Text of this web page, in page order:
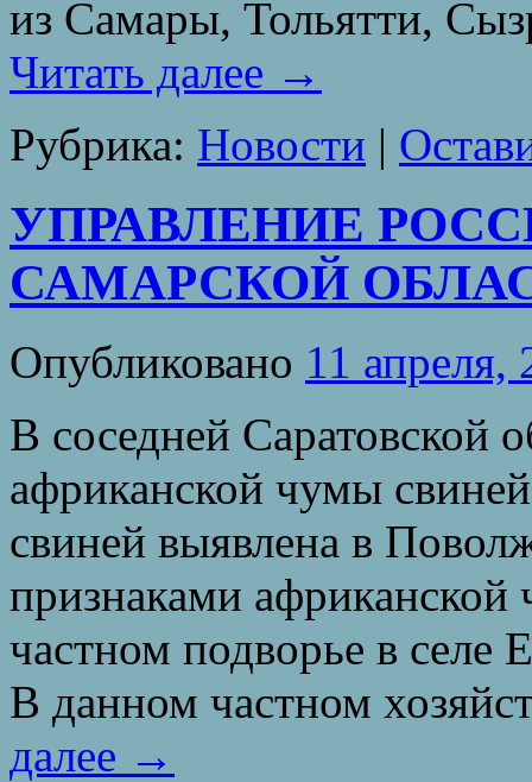
из Самары, Тольятти,
Читать далее →
Рубрика: Новости |
УПРАВЛЕНИЕ
САМАРСКОЙ
Опубликовано 11 апреля,
В соседней Саратовской
африканской чумы
свиней выявлена в
признаками
частном подворье в селе
В данном частном
далее →